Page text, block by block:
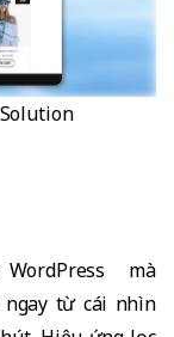
mà
ngay từ cái nhìn